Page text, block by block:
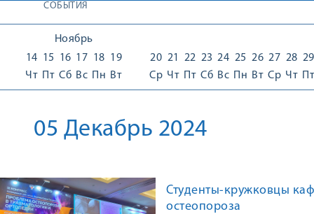
СОБЫТИЯ
Ноябрь
14
Чт
15
Пт
16
Сб
17
Вс
18
Пн
19
Вт
20
Ср
21
Чт
22
Пт
23
Сб
24
Вс
25
Пн
26
Вт
27
Ср
28
Чт
29
Пт
05 Декабрь 2024
Студенты-кружковцы
остеопороза